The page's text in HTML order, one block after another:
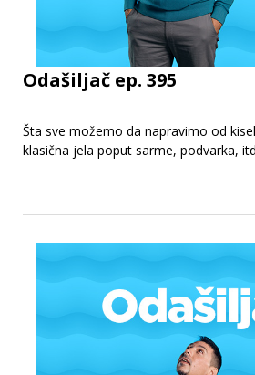
Odašiljač ep. 395
Šta sve možemo da napravimo od
klasična jela poput sarme, podvarka,